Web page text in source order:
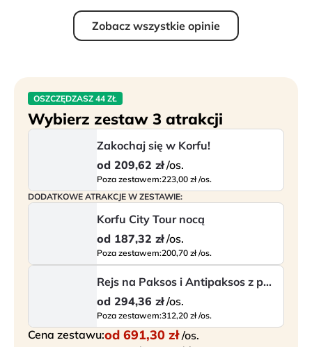
Zobacz wszystkie opinie
OSZCZĘDZASZ 44 ZŁ
Wybierz zestaw 3 atrakcji
Zakochaj się w Korfu!
od 209,62 zł /os.
Poza zestawem:223,00 zł /os.
DODATKOWE ATRAKCJE W ZESTAWIE:
Korfu City Tour nocą
od 187,32 zł /os.
Poza zestawem:200,70 zł /os.
Rejs na Paksos i Antipaksos z południa wyspy
od 294,36 zł /os.
Poza zestawem:312,20 zł /os.
Cena zestawu:od 691,30 zł /os.